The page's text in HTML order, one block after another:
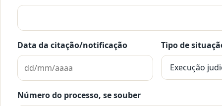
Data da citação/notificação Tipo de
Número do processo, se souber